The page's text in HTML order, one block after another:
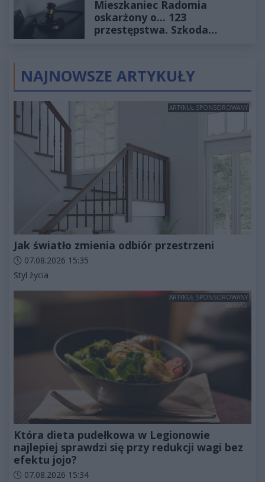
Mieszkaniec Radomia
oskarżony o... 123
przestępstwa. Szkoda
NAJNOWSZE ARTYKUŁY
ARTYKUŁ SPONSOROWANY
Jak światło zmienia odbiór przestrzeni
Data dodania artykułu:
07.08.2026 15:35
Kategorie artykułu:
Styl życia
ARTYKUŁ SPONSOROWANY
Która dieta pudełkowa w Legionowie
najlepiej sprawdzi się przy redukcji wagi bez
efektu jojo?
Data dodania artykułu:
07.08.2026 15:34